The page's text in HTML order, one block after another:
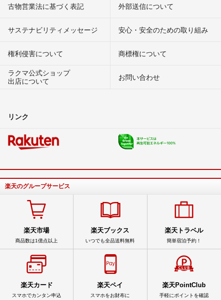
古物営業法に基づく表記 外部送信について
サステナビリティメッセージ 安心・安全のための取り組み
権利侵害について
商標権について
ラクマ公式ショップ
出店について
お問い合わせ
リンク
楽天のグループサービス
楽天市場
商品数は1億点以上
楽天ブックス
いつでも全品送料無料
楽天トラベル
簡単宿泊予約！
楽天カード
スマホでカンタン申込
楽天ペイ
スマホをお財布に
楽天PointClub
手軽にポイントを確認